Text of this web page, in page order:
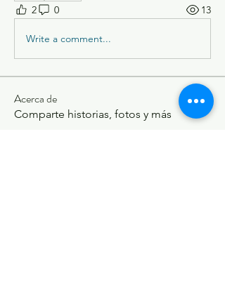
2 0 13
Write a comment...
Acerca de
Comparte historias, fotos y más